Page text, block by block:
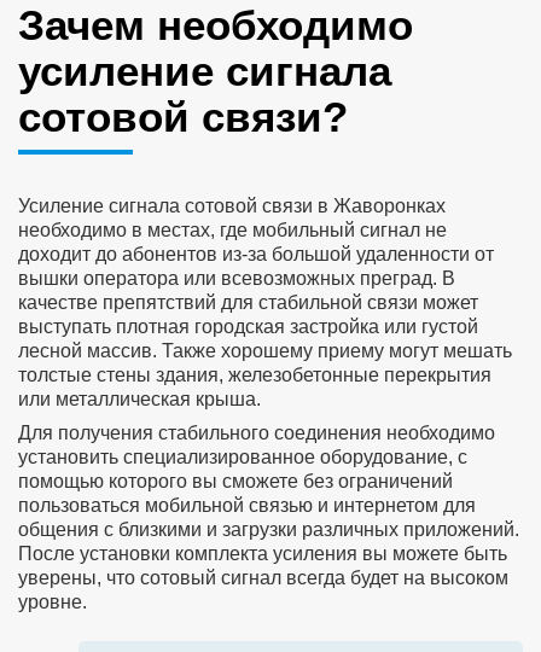
Зачем необходимо
усиление сигнала
сотовой связи?
Усиление сигнала сотовой связи в Жаворонках
необходимо в местах, где мобильный сигнал не
доходит до абонентов из-за большой удаленности от
вышки оператора или всевозможных преград. В
качестве препятствий для стабильной связи может
выступать плотная городская застройка или густой
лесной массив. Также хорошему приему могут мешать
толстые стены здания, железобетонные перекрытия
или металлическая крыша.
Для получения стабильного соединения необходимо
установить специализированное оборудование, с
помощью которого вы сможете без ограничений
пользоваться мобильной связью и интернетом для
общения с близкими и загрузки различных приложений.
После установки комплекта усиления вы можете быть
уверены, что сотовый сигнал всегда будет на высоком
уровне.